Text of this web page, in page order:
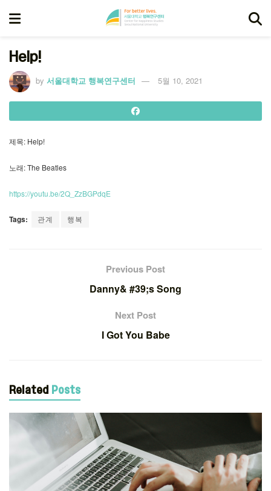
Help!
by 서울대학교 행복연구센터 5월 10, 2021
제목: Help!
노래: The Beatles
https://youtu.be/2Q_ZzBGPdqE
Tags: 관계 행복
Previous Post
Danny& #39;s Song
Next Post
I Got You Babe
Related Posts